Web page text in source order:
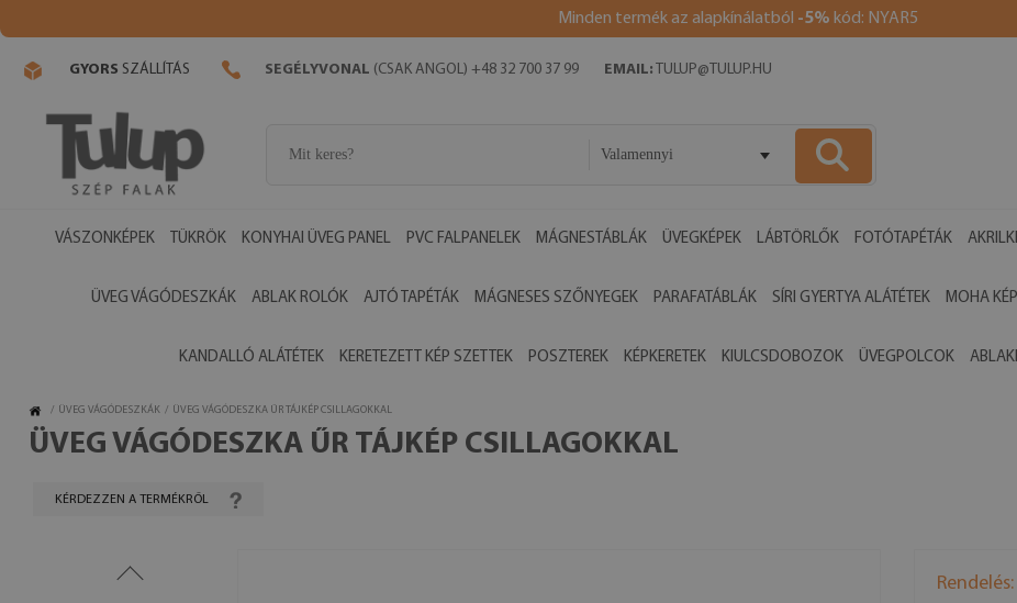
Minden termék az alapkínálatból -5% kód: NYAR5
GYORS SZÁLLÍTÁS SEGÉLYVONAL (CSAK ANGOL) +48 32 700 37 99 EMAIL: TULUP@TULUP.HU
Valamennyi
VÁSZONKÉPEK TÜKRÖK KONYHAI ÜVEG PANEL PVC FALPANELEK MÁGNESTÁBLÁK ÜVEGKÉPEK LÁBTÖRLŐK FOTÓTAPÉTÁK
ÜVEG VÁGÓDESZKÁK ABLAK ROLÓK AJTÓ TAPÉTÁK MÁGNESES SZŐNYEGEK PARAFATÁBLÁK SÍRI GYERTYA ALÁTÉTEK MOHA
KANDALLÓ ALÁTÉTEK KERETEZETT KÉP SZETTEK POSZTEREK KÉPKERETEK KIULCSDOBOZOK ÜVEGPOLCOK
/ ÜVEG VÁGÓDESZKÁK / ÜVEG VÁGÓDESZKA ŰR TÁJKÉP CSILLAGOKKAL
ÜVEG VÁGÓDESZKA ŰR TÁJKÉP CSILLAGOKKAL
KÉRDEZZEN A TERMÉKRŐL
Rendelés: